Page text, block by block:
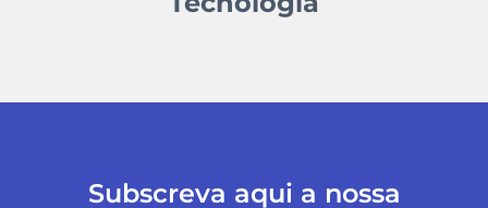
Subscreva aqui a nossa